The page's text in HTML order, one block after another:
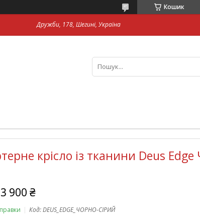
Кошик
Дружби, 178, Шегині, Україна
крісло із тканини Deus
3 900 ₴
Код:DEUS_EDGE_ЧОРНО-СІРИЙ